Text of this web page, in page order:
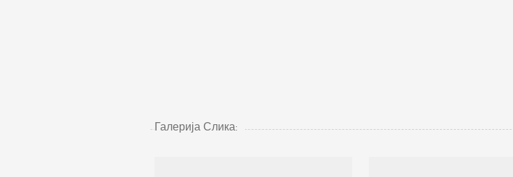
Галерија Слика: